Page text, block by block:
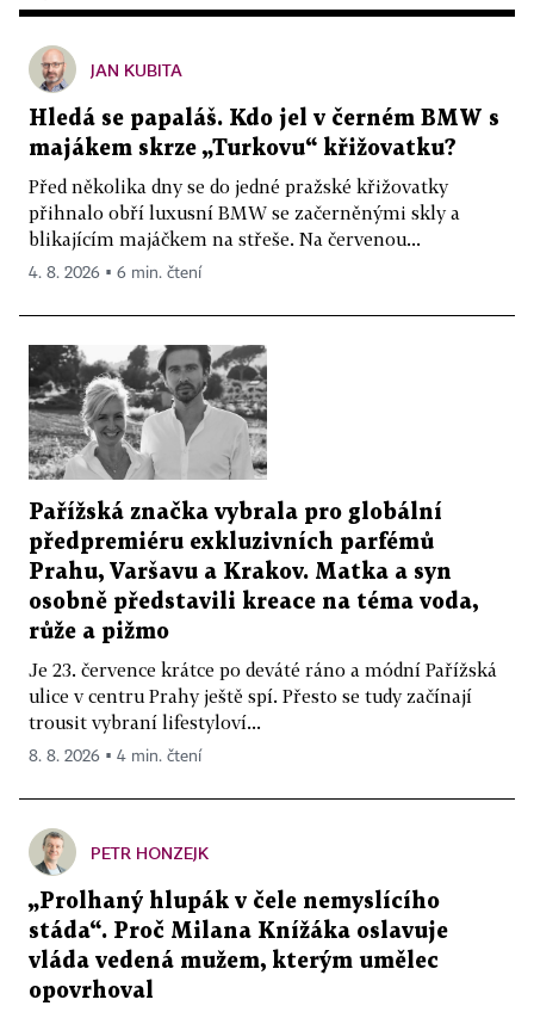
JAN KUBITA
Hledá se papaláš. Kdo jel v černém BMW s
majákem skrze „Turkovu“ křižovatku?
Před několika dny se do jedné pražské křižovatky
přihnalo obří luxusní BMW se začerněnými skly a
blikajícím majáčkem na střeše. Na červenou...
4. 8. 2026 ▪ 6 min. čtení
Pařížská značka vybrala pro globální
předpremiéru exkluzivních parfémů
Prahu, Varšavu a Krakov. Matka a syn
osobně představili kreace na téma voda,
růže a pižmo
Je 23. července krátce po deváté ráno a módní Pařížská
ulice v centru Prahy ještě spí. Přesto se tudy začínají
trousit vybraní lifestyloví...
8. 8. 2026 ▪ 4 min. čtení
PETR HONZEJK
„Prolhaný hlupák v čele nemyslícího
stáda“. Proč Milana Knížáka oslavuje
vláda vedená mužem, kterým umělec
opovrhoval